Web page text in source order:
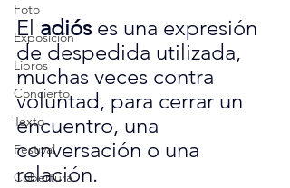
Foto
Exposición
Libros
Concierto
Texto
Festival
Cobertura
El adiós es una expresión
de despedida utilizada,
muchas veces contra
voluntad, para cerrar un
encuentro, una
conversación o una
relación.